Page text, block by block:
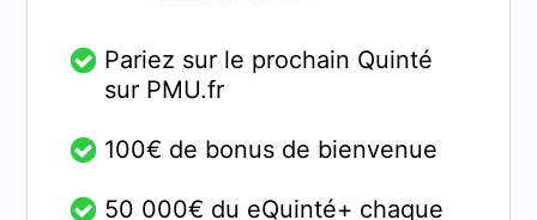
Pariez sur le prochain Quinté
sur PMU.fr
100€ de bonus de bienvenue
50 000€ du eQuinté+ chaque